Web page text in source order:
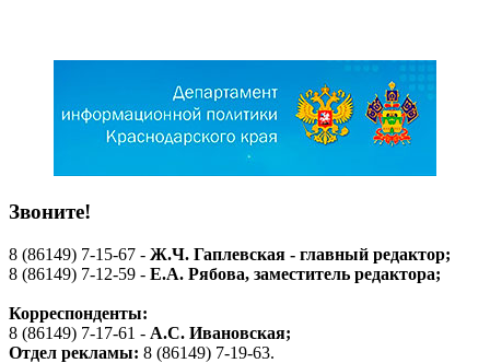
Звоните!
8 (86149) 7-15-67 - Ж.Ч. Гаплевская - главный редактор;
8 (86149) 7-12-59 - Е.А. Рябова, заместитель редактора;
Корреспонденты:
8 (86149) 7-17-61 - А.С. Ивановская;
Отдел рекламы: 8 (86149) 7-19-63.